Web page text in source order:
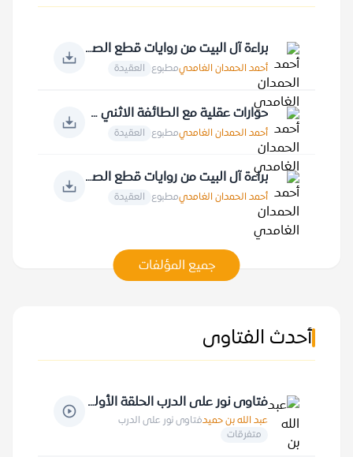
براءة آل البيت من روايات قطع الصلة بعبادة الله عز وجل ومقدساته
أحمد الحمدان الغامديمطبوع العقيدة
حوارات عقلية مع الطائفة الاثني عشرية في الأصول
أحمد الحمدان الغامديمطبوع العقيدة
براءة آل البيت من روايات قطع الصلة بالنبي صلى الله عليه وسلم
أحمد الحمدان الغامديمطبوع العقيدة
جميع المؤلفات
أحدث الفتاوى
فتاوى نور على الدرب الحلقة الأولى
عبد الله بن حميدفتاوى نور على الدرب
متفرقات